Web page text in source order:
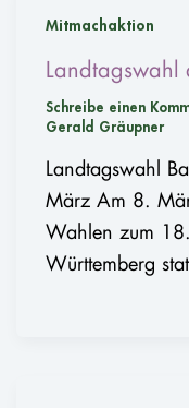
Mitmachaktion
Schreibe einen
Gerald Gräupner
Landtagswahl
März Am 8.
Wahlen zum
Württemberg